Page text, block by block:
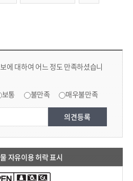
에 대하여 어느 정도 만족하셨습니
보통 불만족 매우불만족
자유이용 허락 표시